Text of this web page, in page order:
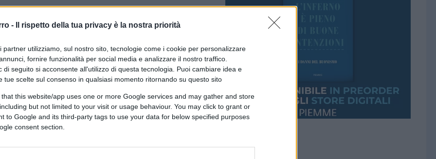
- Il rispetto della tua privacy è la nostra priorità
partner utilizziamo, sul nostro sito, tecnologie come i cookie per personalizzare
fornire funzionalità per social media e analizzare il nostro traffico.
di seguito si acconsente all'utilizzo di questa tecnologia. Puoi cambiare idea e
tue scelte sul consenso in qualsiasi momento ritornando su questo sito
that this website/app uses one or more Google services and may gather and store
but not limited to your visit or usage behaviour. You may click to grant or
to Google and its third-party tags to use your data for below specified purposes
consent section.
a Lampedusa, incontrerà alcuni
e dell’ospitalità italiana. A Porta
Cala Pisana sulle tombe di coloro che non
benedirà Maria e Leonardo,
31 luglio 2021 a Lampedusa, dove non si
mancanza di adeguate strutture
del sindaco